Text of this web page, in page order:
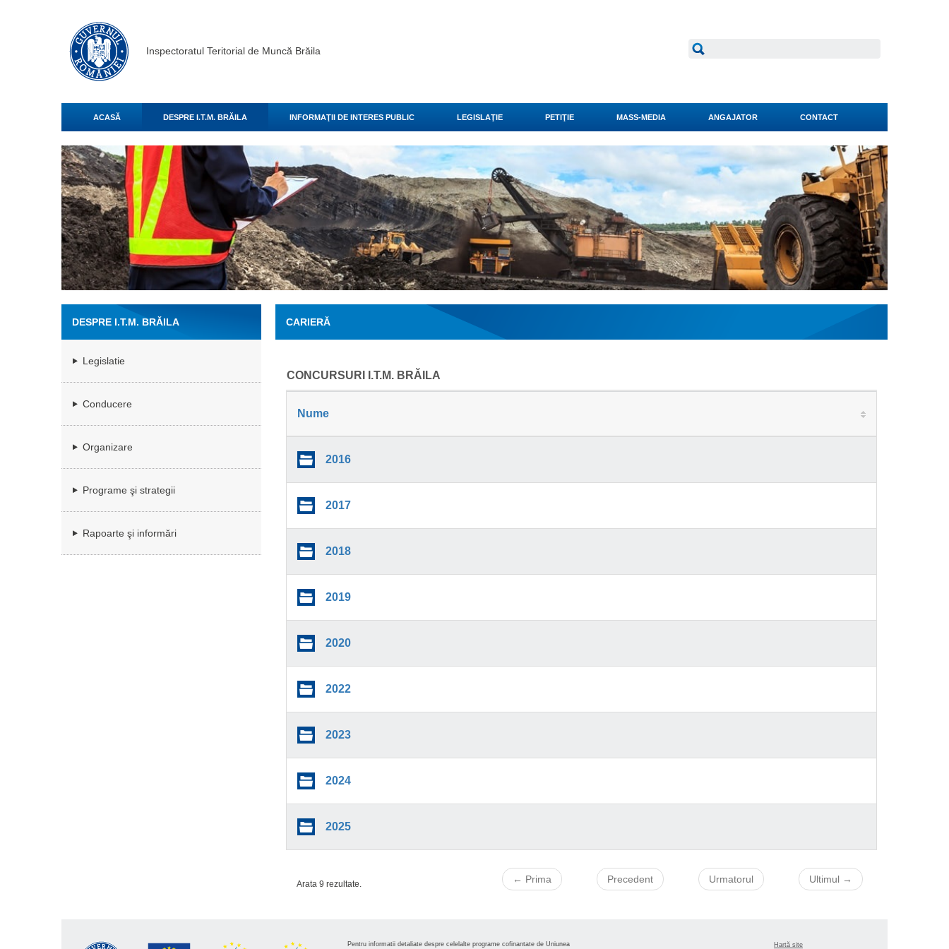
Inspectoratul Teritorial de Muncă Brăila
ACASĂ DESPRE I.T.M. BRĂILA INFORMAŢII DE INTERES PUBLIC LEGISLAŢIE PETIŢIE MASS-MEDIA ANGAJATOR CONTACT
DESPRE I.T.M. BRĂILA
Legislatie
Conducere
Organizare
Programe şi strategii
Rapoarte şi informări
CARIERĂ
CONCURSURI I.T.M. BRĂILA
Nume
2016
2017
2018
2019
2020
2022
2023
2024
2025
Arata 9 rezultate. ← Prima Precedent Urmatorul Ultimul →
Pentru informatii detaliate despre celelalte programe cofinantate de Uniunea
Hartă site